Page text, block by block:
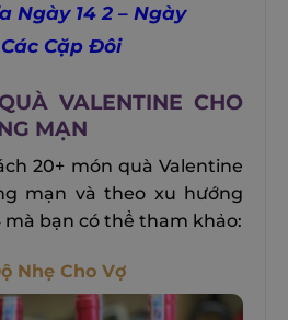
Ngày 14 2 – Ngày
Cặp Đôi
VALENTINE CHO
MẠN
20+ món quà Valentine
mạn và theo xu hướng
bạn có thể tham khảo:
Nhẹ Cho Vợ